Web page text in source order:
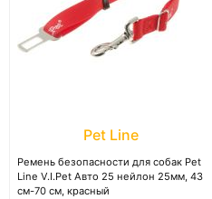
Pet Line
Ремень безопасности для собак Pet
Line V.I.Pet Авто 25 нейлон 25мм, 43
см-70 см, красный